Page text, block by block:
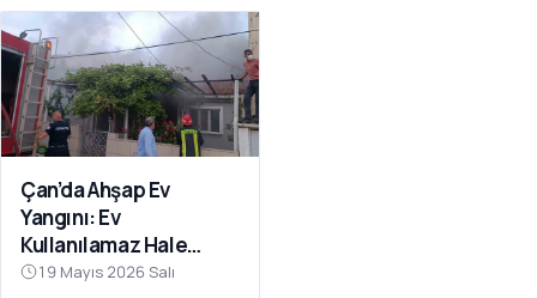
Çan’da Ahşap Ev
Yangını: Ev
Kullanılamaz Hale
Geldi
19 Mayıs 2026 Salı